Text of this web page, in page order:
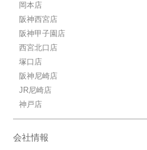
岡本店
阪神西宮店
阪神甲子園店
西宮北口店
塚口店
阪神尼崎店
JR尼崎店
神戸店
会社情報